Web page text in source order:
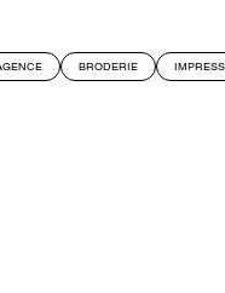
BRODERIE